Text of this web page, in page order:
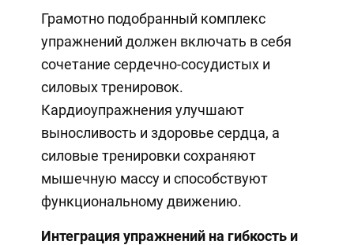
Грамотно подобранный комплекс
упражнений должен включать в себя
сочетание сердечно-сосудистых и
силовых тренировок.
Кардиоупражнения улучшают
выносливость и здоровье сердца, а
силовые тренировки сохраняют
мышечную массу и способствуют
функциональному движению.
Интеграция упражнений на гибкость и